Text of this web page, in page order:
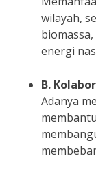
wilayah,
energi
B.
Adanya